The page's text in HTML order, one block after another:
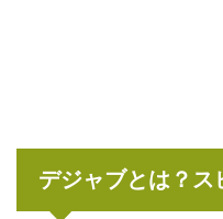
デジャブとは？